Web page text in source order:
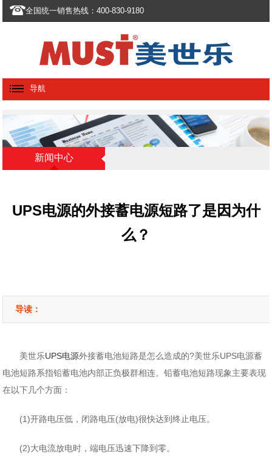
全国统一销售热线：400-830-9180
导航
新闻中心
UPS电源的外接蓄电源短路了是因为什
么？
导读：
美世乐UPS电源外接蓄电池短路是怎么造成的?美世乐UPS电源蓄
电池短路系指铅蓄电池内部正负极群相连。铅蓄电池短路现象主要表现
在以下几个方面：
(1)开路电压低，闭路电压(放电)很快达到终止电压。
(2)大电流放电时，端电压迅速下降到零。